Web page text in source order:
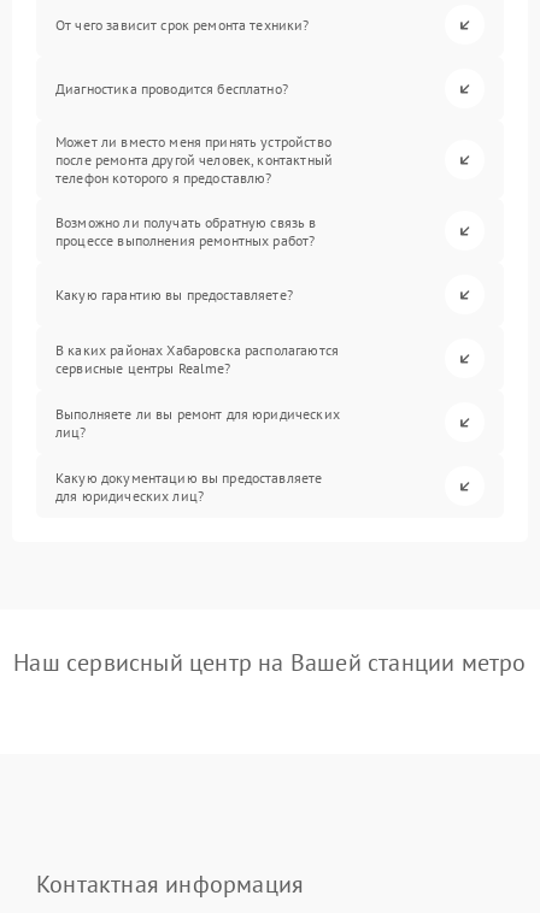
От чего зависит срок ремонта техники?
Диагностика проводится бесплатно?
Может ли вместо меня принять устройство
после ремонта другой человек, контактный
телефон которого я предоставлю?
Возможно ли получать обратную связь в
процессе выполнения ремонтных работ?
Какую гарантию вы предоставляете?
В каких районах Хабаровска располагаются
сервисные центры Realme?
Выполняете ли вы ремонт для юридических
лиц?
Какую документацию вы предоставляете
для юридических лиц?
Наш сервисный центр на Вашей станции метро
Контактная информация